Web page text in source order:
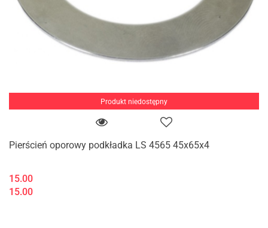
Produkt niedostępny
Pierścień oporowy podkładka LS 4565 45x65x4
15.00
15.00